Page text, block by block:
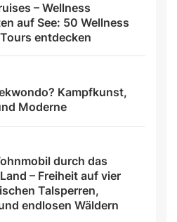
– Wellness
auf See: 50 Wellness
entdecken
Kampfkunst,
Moderne
durch das
– Freiheit auf vier
Talsperren,
endlosen Wäldern